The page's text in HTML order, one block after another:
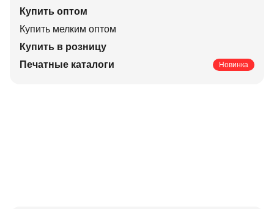
Купить оптом
Купить мелким оптом
Купить в розницу
Печатные каталоги
Новинка